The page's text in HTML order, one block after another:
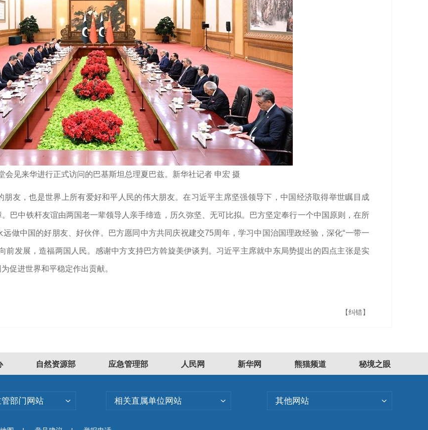
会见来华进行正式访问的巴基斯坦总理夏巴兹。新华社记者 申宏 摄
友，也是世界上所有爱好和平人民的伟大朋友。在习近平主席坚强领导下，中国经济取得举世瞩目成
巴中铁杆友谊由两国老一辈领导人亲手缔造，历久弥坚、无可比拟。巴方坚定奉行一个中国原则，在所
做中国的好朋友、好伙伴。巴方愿同中方共同庆祝建交75周年，学习中国治国理政经验，深化“一带一
前发展，造福两国人民。感谢中方支持巴方斡旋美伊谈判。习近平主席就中东局势提出的四点主张是实
促进世界和平稳定作出贡献。
【纠错】
自然资源部 应急管理部 人民网 新华网 熊猫频道 秘境之眼
部门网站 相关直属单位网站 其他网站